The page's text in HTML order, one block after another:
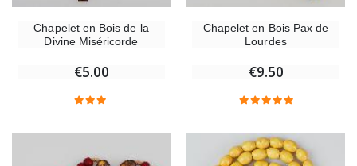
Chapelet en Bois de la
Divine Miséricorde
€5.00
Chapelet en Bois Pax de
Lourdes
€9.50